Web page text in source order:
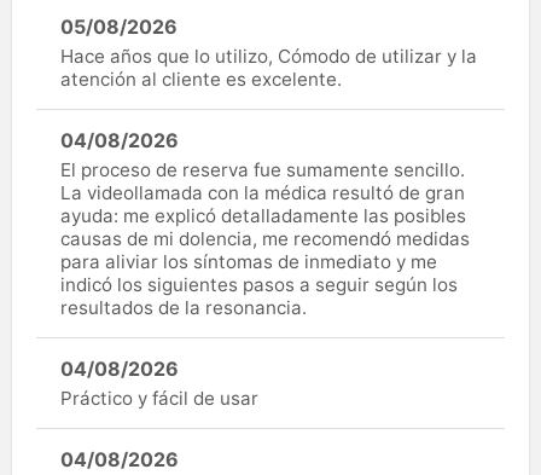
05/08/2026
Hace años que lo utilizo, Cómodo de utilizar y la
atención al cliente es excelente.
04/08/2026
El proceso de reserva fue sumamente sencillo.
La videollamada con la médica resultó de gran
ayuda: me explicó detalladamente las posibles
causas de mi dolencia, me recomendó medidas
para aliviar los síntomas de inmediato y me
indicó los siguientes pasos a seguir según los
resultados de la resonancia.
04/08/2026
Práctico y fácil de usar
04/08/2026